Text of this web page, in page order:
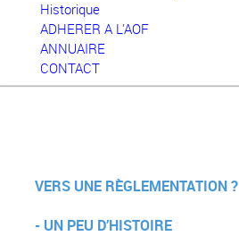
Historique
ADHERER A L'AOF
ANNUAIRE
CONTACT
VERS UNE RÈGLEMENTATION ?
- UN PEU D’HISTOIRE